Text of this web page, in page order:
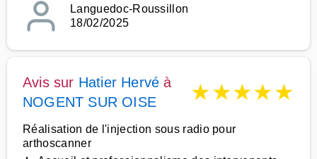
Languedoc-Roussillon
18/02/2025
Avis sur Hatier Hervé à
NOGENT SUR OISE
★★★★★
Réalisation de l'injection sous radio pour
arthoscanner